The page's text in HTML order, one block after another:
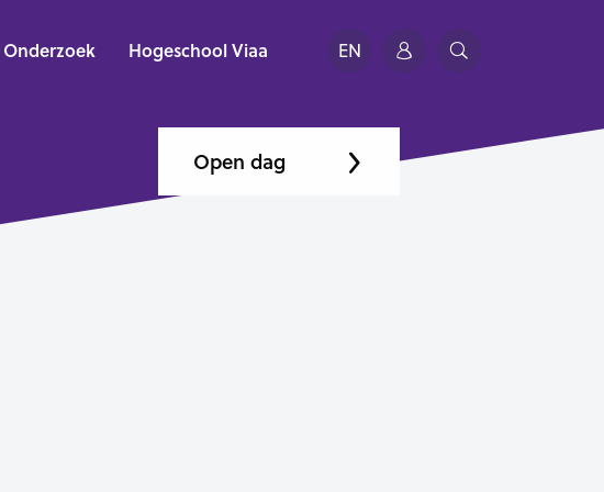
Onderzoek Hogeschool Viaa EN
Open dag